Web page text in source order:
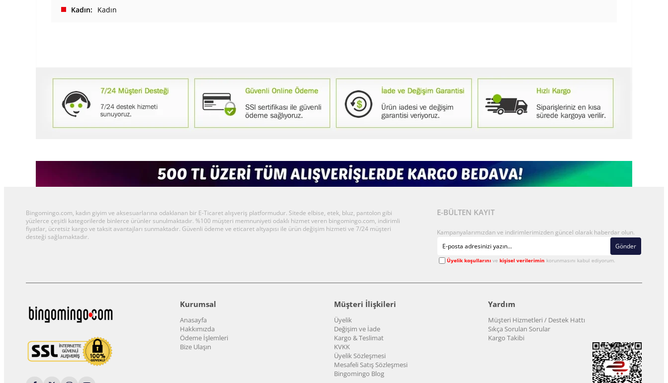
Kadın Kadın
Bingomingo.com, kadın giyim ve aksesuarlarına odaklanan bir E-Ticaret alışveriş platformudur. Sitede elbise, etek, bluz, pantolon gibi
yüzlerce çeşitli kategorilerde binlerce ürünler sunulmaktadır. %100 müşteri memnuniyeti odaklı hizmet veren bingomingo.com, indirimli
fiyatlar, ücretsiz kargo ve taksit avantajları sunmaktadır. Güvenli ödeme ve eticaret altyapısı ile ürün değişim hizmeti ve 7/24 müşteri
desteği sağlamaktadır.
E-BÜLTEN KAYIT
Kampanyalarımızdan ve indirimlerimizden güncel olarak haberdar olun.
Gönder
Üyelik koşullarınıve kişisel verilerimin korunmasını kabul ediyorum.
Kurumsal
Anasayfa
Hakkımızda
Ödeme İşlemleri
Bize Ulaşın
Müşteri İlişkileri
Üyelik
Değişim ve İade
Kargo & Teslimat
KVKK
Üyelik Sözleşmesi
Mesafeli Satış Sözleşmesi
Bingomingo Blog
Yardım
Müşteri Hizmetleri / Destek Hattı
Sıkça Sorulan Sorular
Kargo Takibi